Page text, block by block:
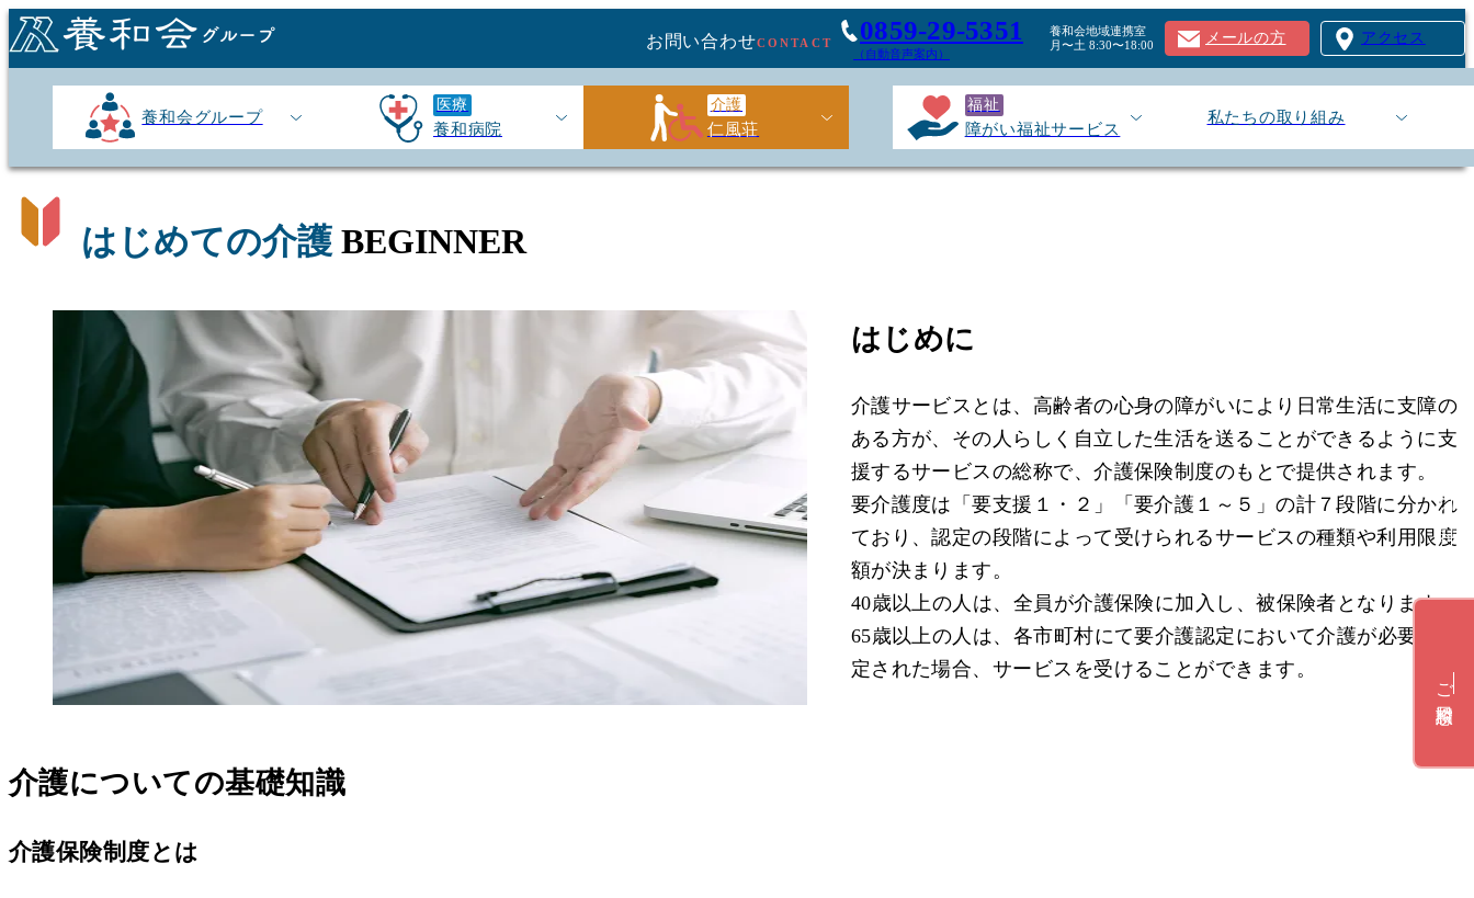
お問い合わせCONTACT 0859-29-5351
（自動音声案内）
養和会地域連携室
月〜土 8:30〜18:00
メールの方 アクセス
養和会グループ
医療
養和病院
介護
仁風荘
福祉
障がい福祉サービス
私たちの取り組み
はじめての介護 BEGINNER
はじめに
介護サービスとは、高齢者の心身の障がいにより日常生活に支障の
ある方が、その人らしく自立した生活を送ることができるように支
援するサービスの総称で、介護保険制度のもとで提供されます。
要介護度は「要支援１・２」「要介護１～５」の計７段階に分かれ
ており、認定の段階によって受けられるサービスの種類や利用限度
額が決まります。
40歳以上の人は、全員が介護保険に加入し、被保険者となります。
65歳以上の人は、各市町村にて要介護認定において介護が必要と認
定された場合、サービスを受けることができます。
介護についての基礎知識
介護保険制度とは
よくある質問
ご相談窓口